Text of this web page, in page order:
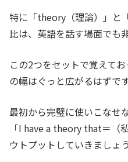
特に「theory（理論）」と
比は、英語を話す場面でも
この2つをセットで覚えて
の幅はぐっと広がるはずで
最初から完璧に使いこなせ
「I have a theory that＝（
ウトプットしていきましょ